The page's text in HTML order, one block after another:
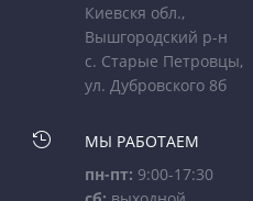
Киевскя обл.,
Вышгородский р-н
с. Старые Петровцы,
ул. Дубровского 8б

МЫ РАБОТАЕМ
пн-пт: 9:00-17:30